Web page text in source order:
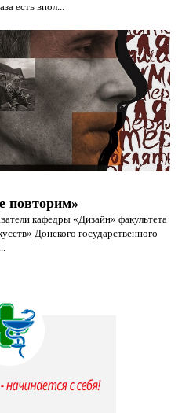
есть впол...
повторим»
кафедры «Дизайн» факультета
Донского государственного